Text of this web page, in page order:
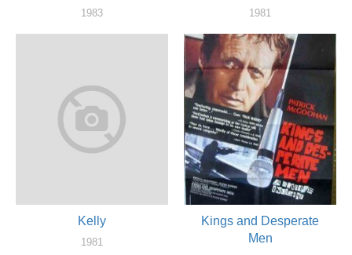
1983
1981
Kelly
1981
Kings and Desperate
Men